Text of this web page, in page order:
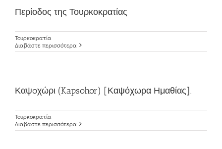
Περίοδος της Τουρκοκρατίας
Τουρκοκρατία
Διαβάστε περισσότερα
Καψoχώρι (Kapsohor) [Καψόχωρα Ημαθίας].
Τουρκοκρατία
Διαβάστε περισσότερα